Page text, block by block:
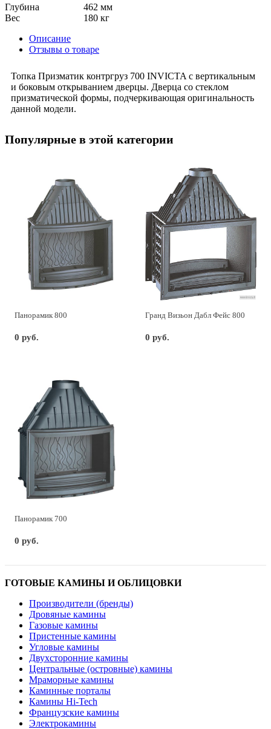
Глубина
462 мм
Вес
180 кг
Описание
Отзывы о товаре
Топка Призматик контргруз 700 INVICTA с вертикальным
и боковым открыванием дверцы. Дверца со стеклом
призматической формы, подчеркивающая оригинальность
данной модели.
Популярные в этой категории
Панорамик 800
0 руб.
Гранд Визьон Дабл Фейс 800
0 руб.
Панорамик 700
0 руб.
ГОТОВЫЕ КАМИНЫ И ОБЛИЦОВКИ
Производители (бренды)
Дровяные камины
Газовые камины
Пристенные камины
Угловые камины
Двухсторонние камины
Центральные (островные) камины
Мраморные камины
Каминные порталы
Камины Hi-Tech
Французские камины
Электрокамины